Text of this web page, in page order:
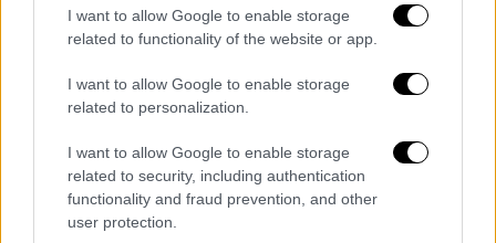
I want to allow Google to enable storage
related to functionality of the website or app.
I want to allow Google to enable storage
related to personalization.
I want to allow Google to enable storage
related to security, including authentication
functionality and fraud prevention, and other
user protection.
ετήσια προγραμματισμένα έργα ή να
καθυστερήσει την εκτέλεσή τους.
«Συνέπειες από τη μη εκτέλεση μέρους των
υπηρεσιών που προκύπτουν από τις
πάροχο», αναφέρεται.
Σε άλλο άρθρο αναλύονται τα γεγονότα για
τα οποία δεν ευθύνεται ο πάροχος. Σε αυτό